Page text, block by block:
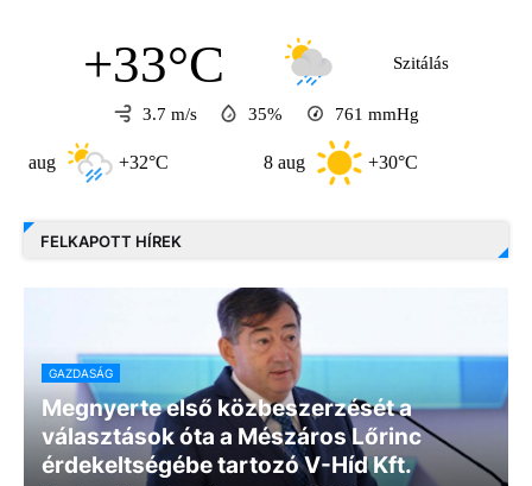
+33°C Szitálás
3.7 m/s 35% 761 mmHg
+32°C +30°C
FELKAPOTT HÍREK
GAZDASÁG
Megnyerte első közbeszerzését a
választások óta a Mészáros Lőrinc
érdekeltségébe tartozó V-Híd Kft.